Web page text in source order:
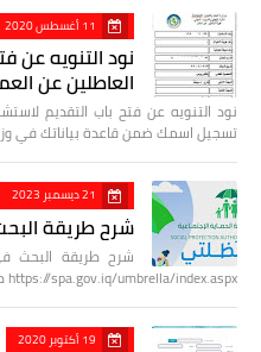
11 أغسطس 2020
نود التنويه عن
العاطلين عن
نود التنويه عن فتح باب التقديم
تسجيل اسمك ضمن قاعدة بياناتك في
21 ديسمبر 2023
شرح طريقة
شرح طريقة البحث
https://spa.gov.iq/umbrella/index.aspx طريقة استخدام مظلتي ادخل الى …
19 أكتوبر 2020